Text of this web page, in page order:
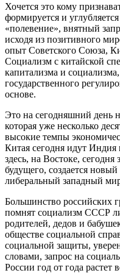
Хочется это кому
формируется и
«полевение», внятный
исходя из позитивного
опыт Советского Союза,
Социализм с китайской
капитализма и
государственного
основе.
Это на сегодняшний день
которая уже несколько
высокие темпы
Китая сегодня идут
здесь, на Востоке,
будущего, создается
либеральный западный
Большинство российских
помнят социализм СССР
родителей, дедов и
обществе социальной
социальной защиты,
словами, запрос на
России год от года растет